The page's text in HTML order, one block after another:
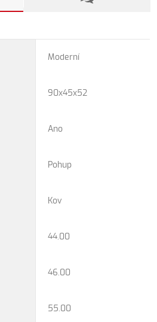
Moderní
90x45x52
Ano
Pohup
Kov
44.00
46.00
55.00